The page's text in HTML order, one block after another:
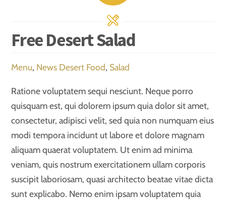
Free Desert Salad
Menu, News Desert Food, Salad
Ratione voluptatem sequi nesciunt. Neque porro
quisquam est, qui dolorem ipsum quia dolor sit amet,
consectetur, adipisci velit, sed quia non numquam eius
modi tempora incidunt ut labore et dolore magnam
aliquam quaerat voluptatem. Ut enim ad minima
veniam, quis nostrum exercitationem ullam corporis
suscipit laboriosam, quasi architecto beatae vitae dicta
sunt explicabo. Nemo enim ipsam voluptatem quia